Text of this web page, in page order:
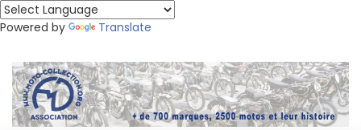
Powered by Translate